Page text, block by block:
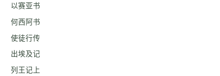
以赛亚书
何西阿书
使徒行传
出埃及记
列王记上